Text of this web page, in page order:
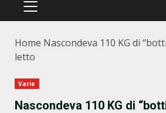
PRIMÄRES
Home Nascondeva 110 KG di
letto
Varie
Nascondeva 110 KG di